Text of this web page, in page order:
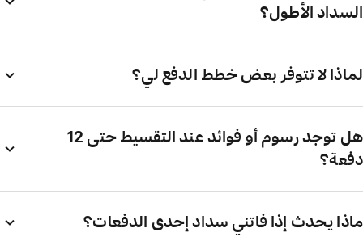
السداد الأطول؟
لماذا لا تتوفر بعض خطط الدفع لي؟
هل توجد رسوم أو فوائد عند التقسيط حتى 12
دفعة؟
ماذا يحدث إذا فاتني سداد إحدى الدفعات؟